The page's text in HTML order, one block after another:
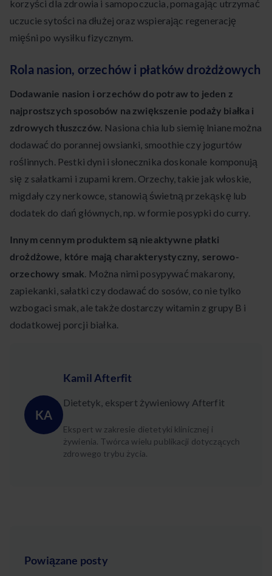
korzyści dla zdrowia i samopoczucia, pomagając utrzymać
uczucie sytości na dłużej oraz wspierając regenerację
mięśni po wysiłku fizycznym.
Rola nasion, orzechów i płatków drożdżowych
Dodawanie nasion i orzechów do potraw to jeden z
najprostszych sposobów na zwiększenie podaży białka i
zdrowych tłuszczów. Nasiona chia lub siemię lniane można
dodawać do porannej owsianki, smoothie czy jogurtów
roślinnych. Pestki dyni i słonecznika doskonale komponują
się z sałatkami i zupami krem. Orzechy, takie jak włoskie,
migdały czy nerkowce, stanowią świetną przekąskę lub
dodatek do dań głównych, np. w formie posypki do curry.
Innym cennym produktem są nieaktywne płatki
drożdżowe, które mają charakterystyczny, serowo-
orzechowy smak. Można nimi posypywać makarony,
zapiekanki, sałatki czy dodawać do sosów, co nie tylko
wzbogaci smak, ale także dostarczy witamin z grupy B i
dodatkowej porcji białka.
KA
Kamil Afterfit
Dietetyk, ekspert żywieniowy Afterfit
Ekspert w zakresie dietetyki klinicznej i
żywienia. Twórca wielu publikacji dotyczących
zdrowego trybu życia.
Powiązane posty